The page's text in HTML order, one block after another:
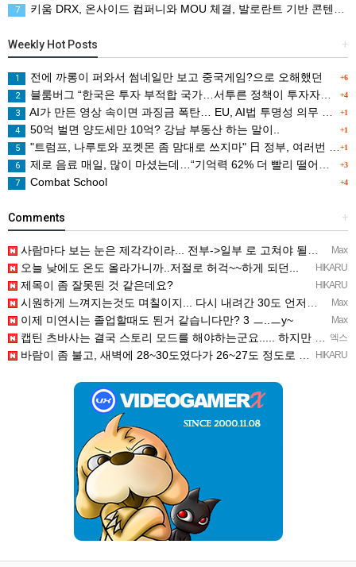
7 키움 DRX, 온사이드 컴퍼니와 MOU 체결, 발로란트 기반 콘텐츠 생태계 확장
+
Weekly Hot Posts
+6
1 전에 까롱이 퍼와서 썸네일만 보고 중국게임?으로 오해했던
+4
2 블룸버그 “한국은 투자 부적합 국가…서투른 정책이 투자자에게 트라우마”
+1
3 AI가 만든 영상 속이면 과징금 폭탄… EU, AI법 투명성 의무 본격 가동
+1
4 50억 벌면 양도세만 10억? 강남 부동산 하는 말이..
+1
5 "트럼프, 나루토와 포켓몬 좀 맘대로 쓰지마" 日 정부, 여러번 '공식 우려' 표명
+3
6 제로 음료 매일, 많이 마셨는데…“기억력 62% 더 빨리 떨어진다
+4
7 Combat School
+
Comments
Max
사람마다 보는 눈은 제각각이라... 전부->일부 로 고쳐야 될듯 ㅡ..ㅡy~
HIKARU
오늘 낮에도 온도 올라가니까..저절로 허걱~~하게 되던...
HIKARU
제목이 좀 잘못된 것 같은데요?
Max
시원하게 느껴지는것도 며칠이지... 다시 내려간 30도 언저리 온도에 적응되면 고대로 다시 더움..
Max
이제 미연시는 졸업할때도 된거 같습니다만? 3 ㅡ..ㅡy~
엑스
캡틴 츠바사는 결국 스토리 모드를 해야하는군요..... 하지만 영어로 하는건 재미가 떨어져서.......
HIKARU
바람이 좀 불고, 새벽에 28~30도였다가 26~27도 정도로 내려감...─ ─)a